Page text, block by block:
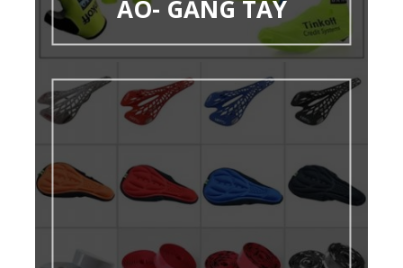
ÁO- GĂNG TAY